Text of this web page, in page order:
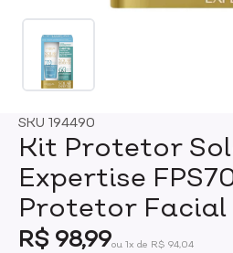
SKU 194490
Kit Protetor
Expertise
Protetor Facial
R$ 98,99ou 1x de R$ 94,04